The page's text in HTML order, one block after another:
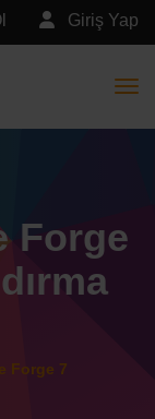
Giriş Yap
Forge
Forge 7